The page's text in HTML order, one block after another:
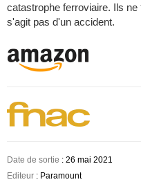
catastrophe ferroviaire. Ils
s'agit pas d'un accident.
Date de sortie : 26 mai 2021
Editeur : Paramount